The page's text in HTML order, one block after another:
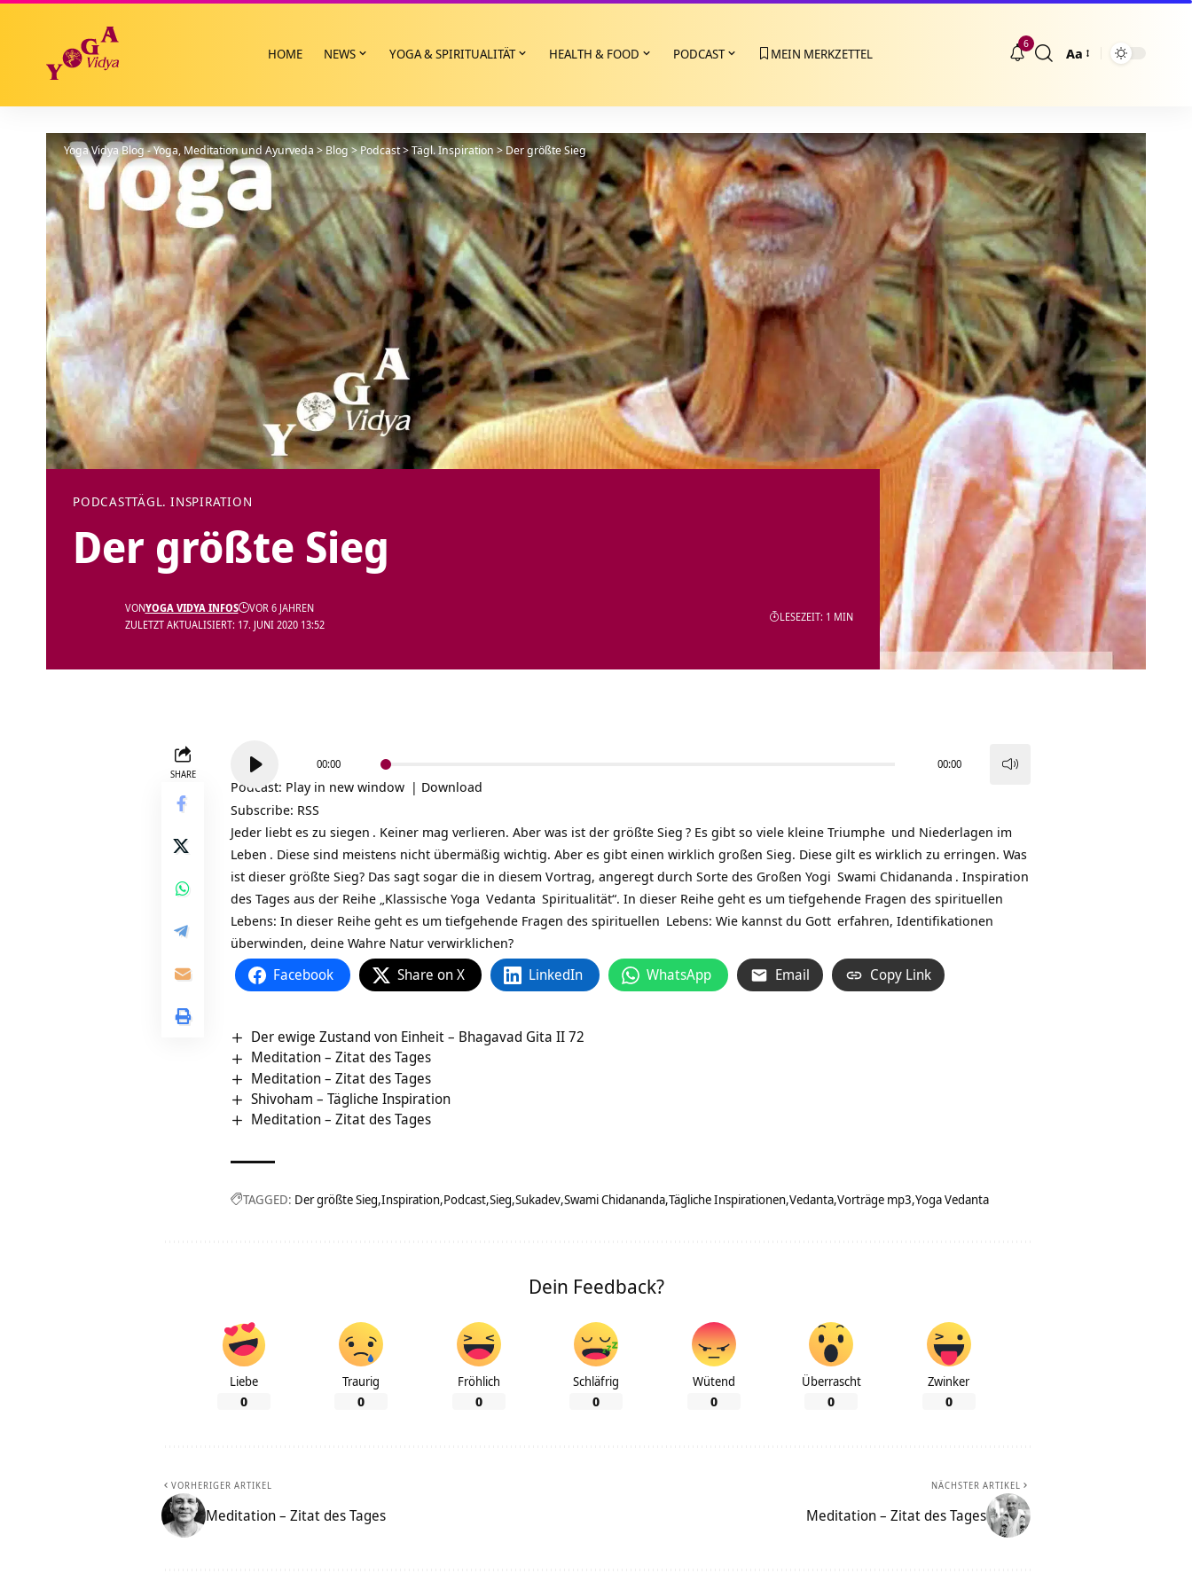
HOME NEWS YOGA & SPIRITUALITÄT HEALTH & FOOD PODCAST MEIN MERKZETTEL
6
Größenänderung
Aa
Yoga Vidya Blog - Yoga, Meditation und Ayurveda >Blog >Podcast>Tägl. Inspiration> Der größte Sieg
PODCASTTÄGL. INSPIRATION
Der größte Sieg
ZULETZT AKTUALISIERT: 17. JUNI 2020 13:52
VONYOGA VIDYA INFOS VOR 6 JAHREN
LESEZEIT: 1 MIN
SHARE
Player
00:00 00:00
Podcast: Play in new window | Download
Subscribe: RSS
Jeder liebt es zu siegen . Keiner mag verlieren. Aber was ist der größte Sieg ? Es gibt so viele kleine Triumphe und Niederlagen im
Leben . Diese sind meistens nicht übermäßig wichtig. Aber es gibt einen wirklich großen Sieg. Diese gilt es wirklich zu erringen. Was
ist dieser größte Sieg? Das sagt sogar die in diesem Vortrag, angeregt durch Sorte des Großen Yogi Swami Chidananda . Inspiration
des Tages aus der Reihe „Klassische Yoga Vedanta Spiritualität“. In dieser Reihe geht es um tiefgehende Fragen des spirituellen
Lebens: In dieser Reihe geht es um tiefgehende Fragen des spirituellen Lebens: Wie kannst du Gott erfahren, Identifikationen
überwinden, deine Wahre Natur verwirklichen?
Facebook Share on X LinkedIn WhatsApp Email Copy Link
Der ewige Zustand von Einheit – Bhagavad Gita II 72
Meditation – Zitat des Tages
Meditation – Zitat des Tages
Shivoham – Tägliche Inspiration
Meditation – Zitat des Tages
TAGGED: Der größte Sieg Inspiration Podcast Sieg Sukadev Swami Chidananda Tägliche Inspirationen Vedanta Vorträge mp3 Yoga Vedanta
Dein Feedback?
Liebe
0
Traurig
0
Fröhlich
0
Schläfrig
0
Wütend
0
Überrascht
0
Zwinker
0
VORHERIGER ARTIKEL
Meditation – Zitat des Tages
NÄCHSTER ARTIKEL
Meditation – Zitat des Tages